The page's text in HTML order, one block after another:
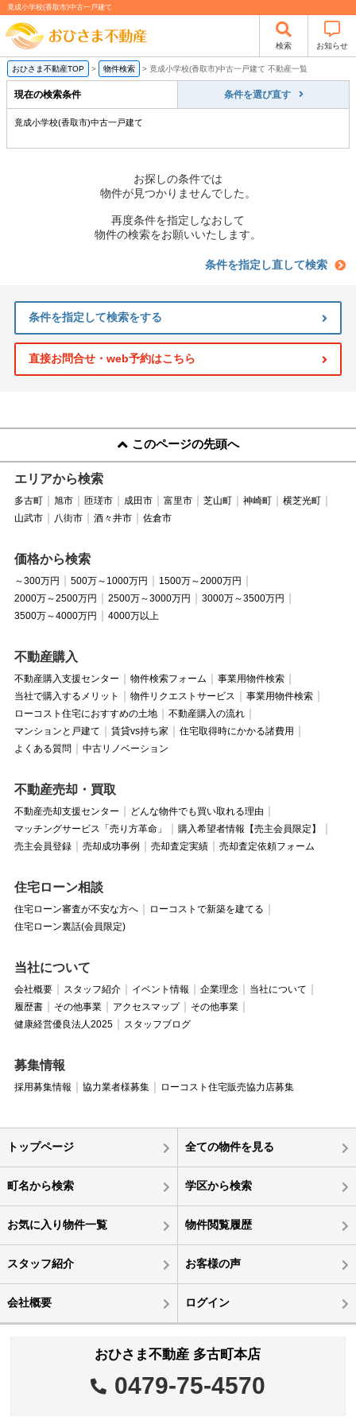
竟成小学校(香取市)中古一戸建て
検索 お知らせ
おひさま不動産TOP > 物件検索 > 竟成小学校(香取市)中古一戸建て 不動産一覧
現在の検索条件 条件を選び直す
竟成小学校(香取市)中古一戸建て
お探しの条件では
物件が見つかりませんでした。
再度条件を指定しなおして
物件の検索をお願いいたします。
条件を指定し直して検索
条件を指定して検索をする
直接お問合せ・web予約はこちら
このページの先頭へ
エリアから検索
多古町 旭市 匝瑳市 成田市 富里市 芝山町 神崎町
横芝光町
山武市
八街市 酒々井市 佐倉市
価格から検索
～300万円 500万～1000万円
1500万～2000万円
2000万～2500万円
2500万～3000万円
3000万～3500万円
3500万～4000万円
4000万以上
不動産購入
不動産購入支援センター 物件検索フォーム
事業用物件検索
当社で購入するメリット
物件リクエストサービス
事業用物件検索
ローコスト住宅におすすめの土地
不動産購入の流れ
マンションと戸建て
賃貸vs持ち家
住宅取得時にかかる諸費用
よくある質問
中古リノベーション
不動産売却・買取
不動産売却支援センター
どんな物件でも買い取れる理由
マッチングサービス「売り方革命」
購入希望者情報【売主会員限定】
売主会員登録
売却成功事例 売却査定実績 売却査定依頼フォーム
住宅ローン相談
住宅ローン審査が不安な方へ
ローコストで新築を建てる
住宅ローン裏話(会員限定)
当社について
会社概要 スタッフ紹介 イベント情報 企業理念
当社について
履歴書
その他事業 アクセスマップ
その他事業
健康経営優良法人2025
スタッフブログ
募集情報
採用募集情報 協力業者様募集 ローコスト住宅販売協力店募集
トップページ 全ての物件を見る
町名から検索 学区から検索
お気に入り物件一覧 物件閲覧履歴
スタッフ紹介 お客様の声
会社概要 ログイン
おひさま不動産 多古町本店
0479-75-4570